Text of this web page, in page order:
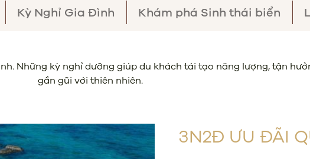
Kỳ Nghỉ Gia Đình Khám phá Sinh thái biển
Những kỳ nghỉ dưỡng giúp du khách tái tạo năng lượng, tận
gần gũi với thiên nhiên.
3N2Đ ƯU ĐÃI